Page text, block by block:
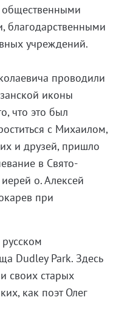
благодарственными
учреждений.
проводили
иконы
что это был
с Михаилом,
и друзей, пришло
в Свято-
о. Алексей
при
Dudley Park. Здесь
своих старых
как поэт Олег